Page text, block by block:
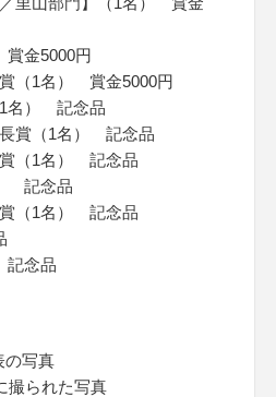
金5000円
（1名） 賞金5000円
1名） 記念品
賞（1名） 記念品
（1名） 記念品
記念品
（1名） 記念品
記念品
の写真
撮られた写真